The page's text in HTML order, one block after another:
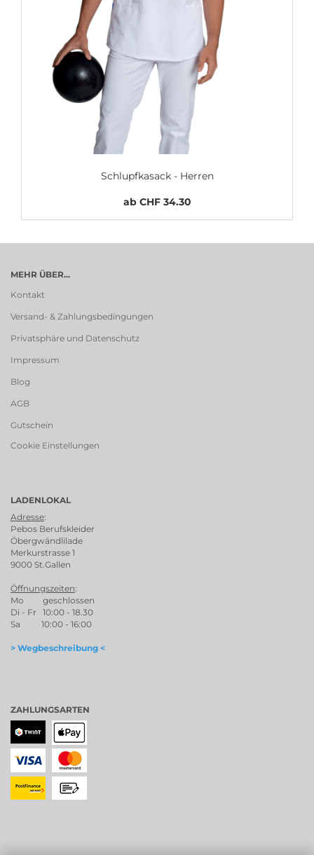
Schlupfkasack - Herren
ab CHF 34.30
MEHR ÜBER...
Kontakt
Versand- & Zahlungsbedingungen
Privatsphäre und Datenschutz
Impressum
Blog
AGB
Gutschein
Cookie Einstellungen
LADENLOKAL
Adresse:
Pebos Berufskleider
Öbergwändlilade
Merkurstrasse 1
9000 St.Gallen
Öffnungszeiten:
Mo geschlossen
Di - Fr 10:00 - 18.30
Sa 10:00 - 16:00
> Wegbeschreibung <
ZAHLUNGSARTEN